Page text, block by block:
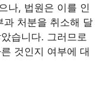
나, 법원은 이를 인
과 처분을 취소해 달
습니다. 그러므로
것인지 여부에 대